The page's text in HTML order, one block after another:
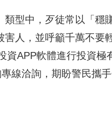
型中，歹徒常以「穩
害人，並呼籲千萬不
資APP軟體進行投資極
線洽詢，期盼警民攜手